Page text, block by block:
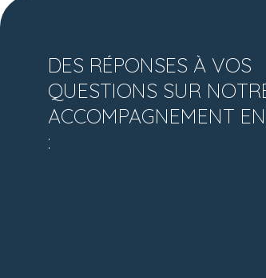
DES RÉPONSES À VOS
QUESTIONS SUR
ACCOMPAGNEMENT
: